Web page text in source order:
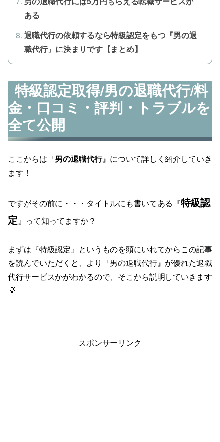
ある
退職代行の依頼するなら特級認定をもつ『男の退
職代行』に決まりです【まとめ】
特級認定取得/男の退職代行/料
金・口コミ・評判・トラブルを
全て公開
ここからは『男の退職代行』について詳しく紹介していき
ます！
ですがその前に・・・タイトルにも書いてある『特級認
定』って知ってますか？
まずは『特級認定』というものを頭にいれてからこの記事
を読んでいただくと、より『男の退職代行』が優れた退職
代行サービスかがわかるので、そこから説明していきます
💡
スポンサーリンク